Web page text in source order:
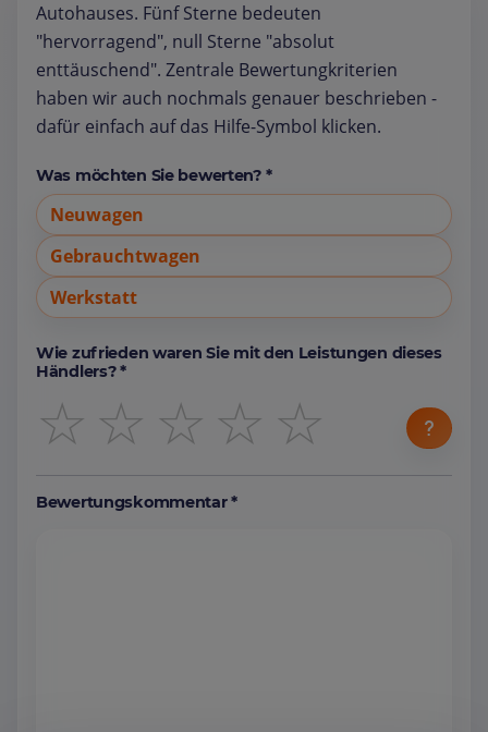
Autohauses. Fünf Sterne bedeuten
"hervorragend", null Sterne "absolut
enttäuschend". Zentrale Bewertungkriterien
haben wir auch nochmals genauer beschrieben -
dafür einfach auf das Hilfe-Symbol klicken.
Was möchten Sie bewerten? *
Neuwagen
Gebrauchtwagen
Werkstatt
Wie zufrieden waren Sie mit den Leistungen dieses
Händlers? *
☆
☆
☆
☆
☆
Bewertungskommentar *